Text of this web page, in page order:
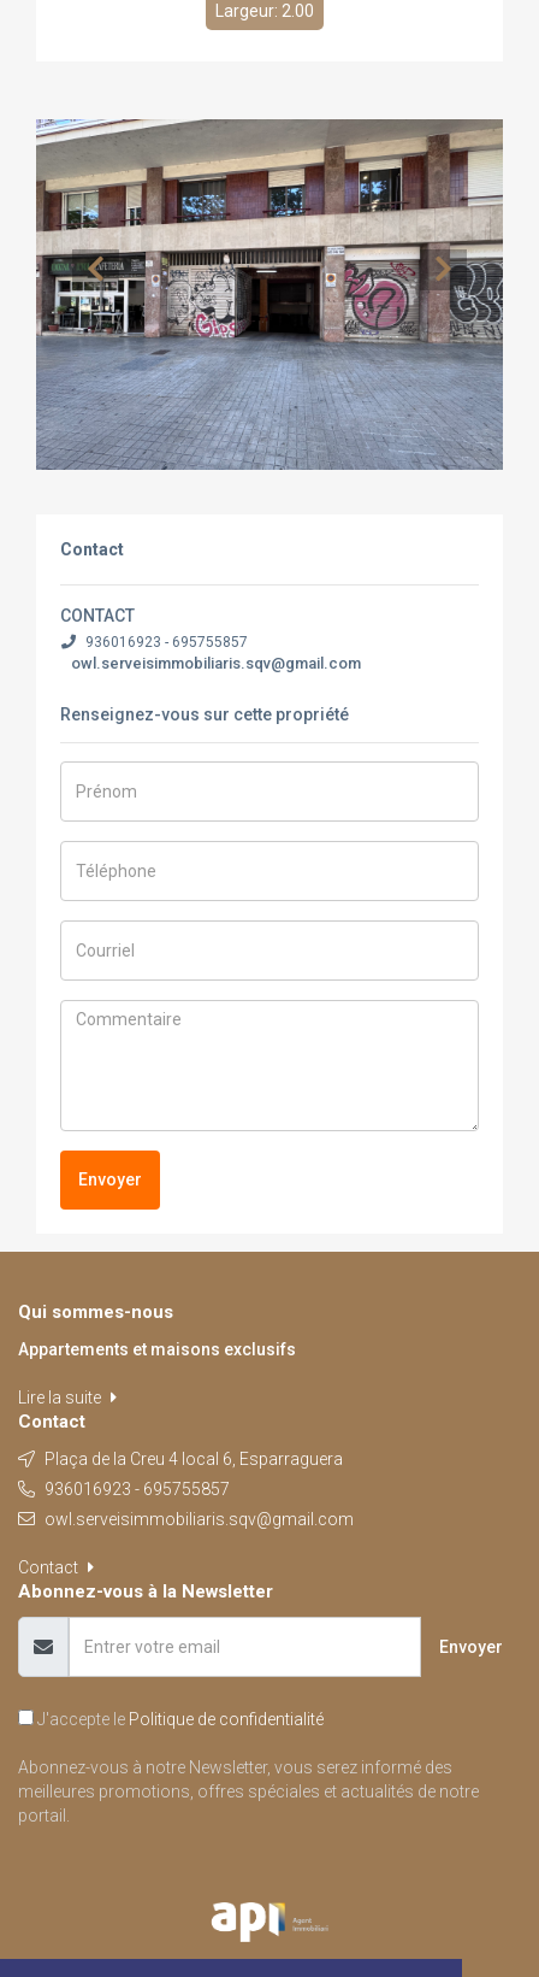
Largeur: 2.00
Contact
CONTACT
936016923 - 695755857
owl.serveisimmobiliaris.sqv@gmail.com
Renseignez-vous sur cette propriété
Envoyer
Qui sommes-nous
Appartements et maisons exclusifs
Lire la suite
Contact
Plaça de la Creu 4 local 6, Esparraguera
936016923 - 695755857
owl.serveisimmobiliaris.sqv@gmail.com
Contact
Abonnez-vous à la Newsletter
Envoyer
J'accepte le Politique de confidentialité
Abonnez-vous à notre Newsletter, vous serez informé des
meilleures promotions, offres spéciales et actualités de notre
portail.